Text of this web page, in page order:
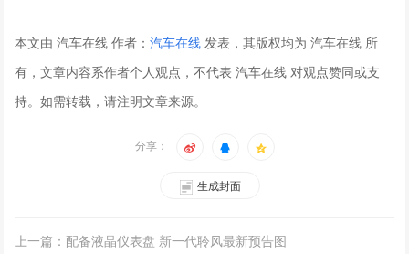
本文由 汽车在线 作者：汽车在线 发表，其版权均为 汽车在线 所
有，文章内容系作者个人观点，不代表 汽车在线 对观点赞同或支
持。如需转载，请注明文章来源。
分享：
生成封面
上一篇：配备液晶仪表盘 新一代聆风最新预告图